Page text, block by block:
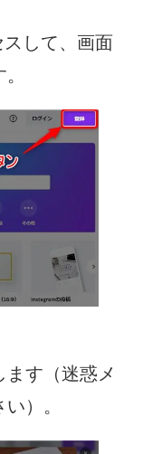
して、画面
す（迷惑メ
）。